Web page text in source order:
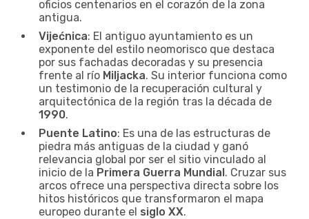
oficios centenarios en el corazón de la zona
antigua.
Vijećnica: El antiguo ayuntamiento es un
exponente del estilo neomorisco que destaca
por sus fachadas decoradas y su presencia
frente al río Miljacka. Su interior funciona como
un testimonio de la recuperación cultural y
arquitectónica de la región tras la década de
1990.
Puente Latino: Es una de las estructuras de
piedra más antiguas de la ciudad y ganó
relevancia global por ser el sitio vinculado al
inicio de la Primera Guerra Mundial. Cruzar sus
arcos ofrece una perspectiva directa sobre los
hitos históricos que transformaron el mapa
europeo durante el siglo XX.